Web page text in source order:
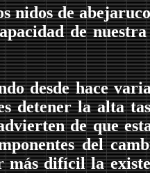
nidos de
de
desde hace
detener la alta
de que
del
difícil la